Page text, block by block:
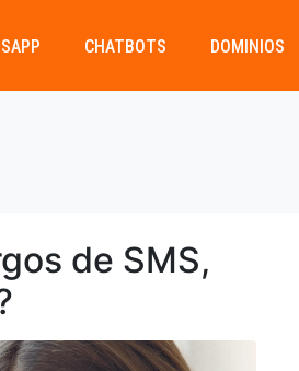
CHATBOTS DOMINIOS
de SMS,